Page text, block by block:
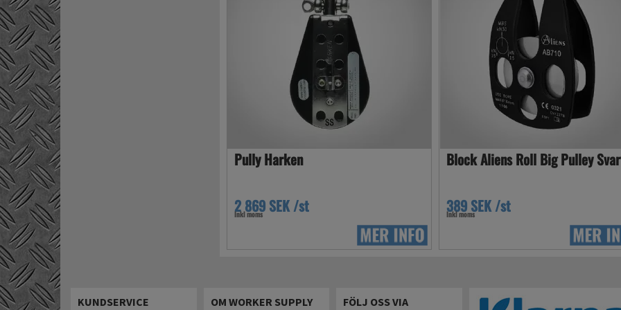
Pully Harken
2 869 SEK /st
Inkl moms
Block Aliens Roll Big Pulley
389 SEK /st
Inkl moms
KUNDSERVICE OM WORKER SUPPLY FÖLJ OSS VIA